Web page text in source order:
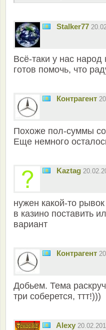
Stalker77
Всё-таки у нас
готов помочь, что
Контрагент
Похоже пол-суммы
Еще немного
Kaztag
нужен какой-то
в казино поставить
вариант
Контрагент
Добьем. Тема
три соберется, ттт!)))
Alexy